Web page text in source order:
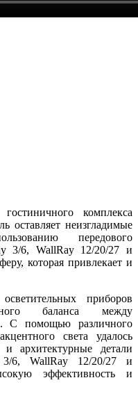
комплекса
оставляет неизгладимые
передового
3/6, WallRay 12/20/27 и
которая привлекает и
приборов
баланса между
С помощью различного
света удалось
и архитектурные детали
3/6, WallRay 12/20/27 и
эффективность и